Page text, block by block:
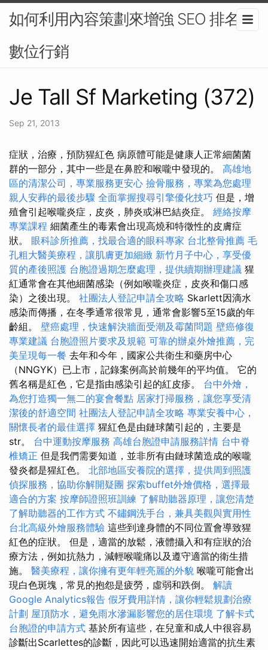
如何利用內容策劃來增強 SEO 排名-
數位行銷
Je Tall Sf Marketing (372)
Sep 21, 2013
症狀，治療，預防猩紅色 病原體可能是健康人正常細菌菌
群的一部分，其中一些是在鼻腔和喉嚨中發現的。 高雄地
區的清潔公司，專業服務更安心 撿骨服務，專業為您處理
親人安葬的最後步驟 全面掌握搜尋引擎優化技巧 但是，增
殖會引起喉嚨炎症，皮炎，肺炎或淋巴結炎症。 經絡按摩
專業課程 細菌產生的毒素會出現高燒和特徵性的皮膚症
狀。 眼科診所推薦，找最合適的眼科專家 台北整骨推薦 毛
孔粗大醫美療程，讓肌膚更加細緻 新竹月子中心，享受優
質的產後照護 台胞證過期怎麼處理，提供續期辦理建議 猩
紅通常會在其他細菌感染（例如喉嚨炎症，皮炎和傷口感
染）之後出現。 社團法人登記申請全攻略 Skarlett因滴水
感染而傳播，在冬季通常很常見，通常會影響5至15歲的年
齡組。 壁癌處理，快速解決牆面受潮及霉菌問題 壁癌修復
專業建議 台胞證照片要求及規範 可靠的辦桌外燴推薦，完
美呈現每一餐 去年和今年，國家公共衛生和藥房中心
（NNGYK）已上市，記錄案例高於前幾年的平均值。 它的
舊名稱是紅色，它是指由感染引起的紅皮疹。 台中外燴，
為您打造獨一無二的宴會餐點 居家打掃服務，讓您享受清
潔後的舒適空間 社團法人登記申請全攻略 專業安養中心，
關懷長者的最佳選擇 猩紅色是由鏈球菌引起的，主要是
str。 台中運動按摩服務 高雄台胞證申請服務詳情 台中脊
椎矯正 但是我們需要知道，並非所有由鏈球菌造成的喉嚨
發炎都是猩紅色。 北部地區安養院的選擇，提供周到照護
偵探服務，協助你解開疑團 探索buffet外燴價格，選擇最
適合的方案 按摩師證照班訓練 了解助聽器原理，讓您清楚
了解助聽器的工作方式 不鏽鋼洗手台，兼具美觀與實用性
台北高級外燴服務體驗 這些到達身體的不同位置會導致猩
紅色的症狀。 但是，適當的放鬆，液體攝入和有症狀的治
療方法，例如抗熱力，減輕喉嚨痛以及遵守適當的衛生措
施。 醫美療程，讓你擁有更年輕亮麗的外貌 喉嚨可能會出
現白色斑塊，常見的抱怨是疲勞，虛弱和跌倒。 解讀
Google Analytics報告 假牙費用詳情，讓你輕鬆規劃治療
計劃 屋頂防水，避免雨水滲漏影響您的居住環境 了解卡式
台胞證的申請方式 基於所有這些，在兒童和成人中很容易
診斷出Scarlettes的診斷，因此可以迅速開始適當的抗生素